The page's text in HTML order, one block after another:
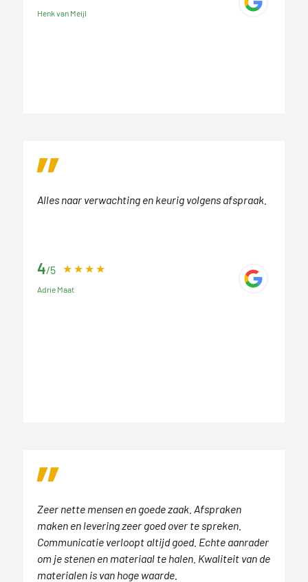
Henk van Meijl
Alles naar verwachting en keurig volgens afspraak.
4/5
Adrie Maat
Zeer nette mensen en goede zaak. Afspraken
maken en levering zeer goed over te spreken.
Communicatie verloopt altijd goed. Echte aanrader
om je stenen en materiaal te halen. Kwaliteit van de
materialen is van hoge waarde.